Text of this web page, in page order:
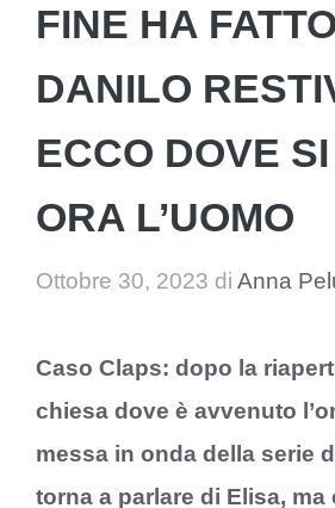
FINE HA FATTO
DANILO
ECCO DOVE
ORA L’UOMO
Ottobre 30, 2023 di Anna
Caso Claps: dopo la
chiesa dove è avvenuto
messa in onda della serie
torna a parlare di Elisa, ma